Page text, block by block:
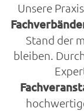
Unsere
Stand der
bleiben.